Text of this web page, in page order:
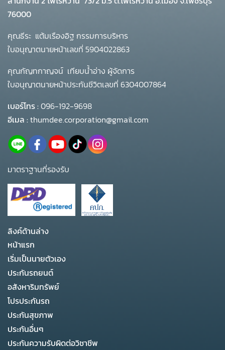
76000
คุณธีระ แต้มเรืองอิฐ กรรมการบริหาร
ใบอนุญาตนายหน้าเลขที่ 5904022863
คุณกัญทกาญจน์ เทียบน้ำอ่าง ผู้จัดการ
ใบอนุญาตนายหน้าประกันชีวิตเลขที่ 6304007864
เบอร์โทร :096-192-9698
อีเมล :thumdee.corporation@gmail.com
มาตราฐานที่รองรับ
ลิงค์ด้านล่าง
หน้าแรก
เริ่มเป็นนายตัวเอง
ประกันรถยนต์
อสังหาริมทรัพย์
โปรประกันรถ
ประกันสุขภาพ
ประกันอื่นๆ
ประกันความรับผิดต่อวิชาชีพ